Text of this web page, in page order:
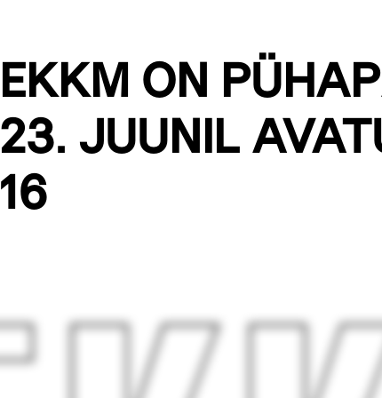
EKKM ON
23. JUUNIL
16